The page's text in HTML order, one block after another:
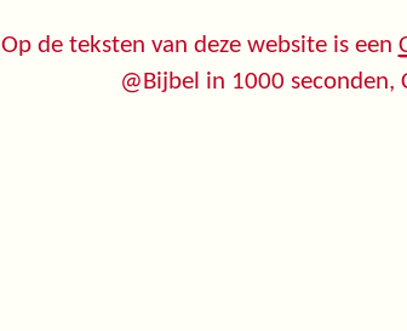
Op de teksten van deze website is een
@Bijbel in 1000